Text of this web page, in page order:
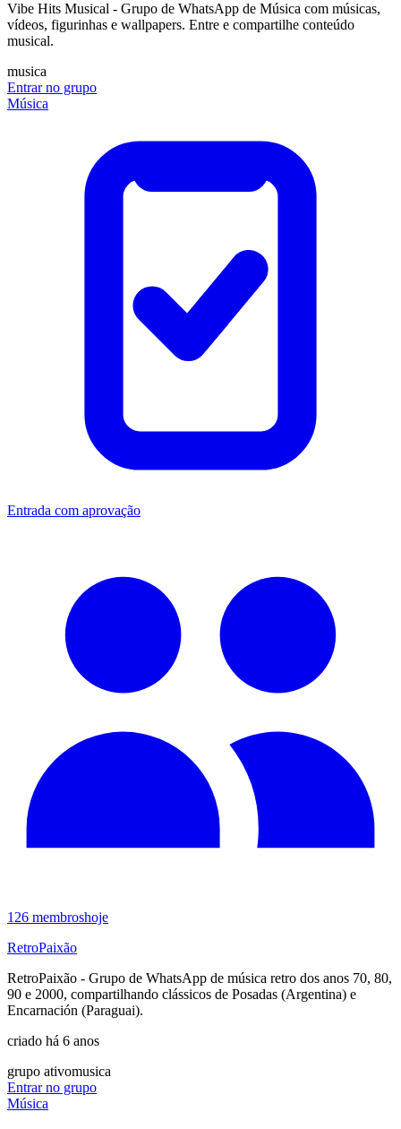
Vibe Hits Musical - Grupo de WhatsApp de Música com músicas,
vídeos, figurinhas e wallpapers. Entre e compartilhe conteúdo
musical.
musica
Entrar no grupo
Música
Entrada com aprovação
126 membroshoje
RetroPaixão
RetroPaixão - Grupo de WhatsApp de música retro dos anos 70, 80,
90 e 2000, compartilhando clássicos de Posadas (Argentina) e
Encarnación (Paraguai).
criado há 6 anos
grupo ativomusica
Entrar no grupo
Música